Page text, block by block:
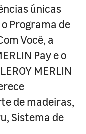
únicas
Programa de
Você, a
Pay e o
MERLIN
de madeiras,
Sistema de